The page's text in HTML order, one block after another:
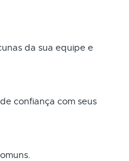
da sua equipe e
confiança com seus